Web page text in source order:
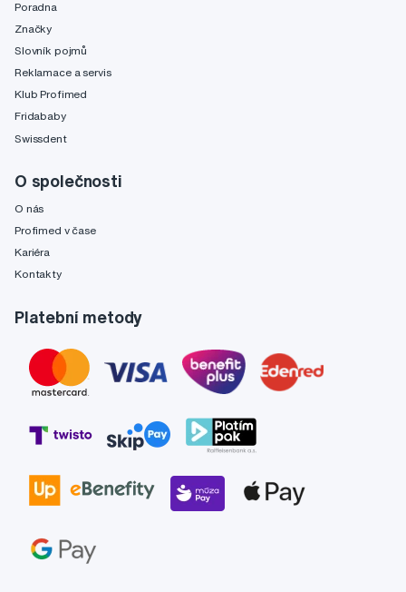
Poradna
Značky
Slovník pojmů
Reklamace a servis
Klub Profimed
Fridababy
Swissdent
O společnosti
O nás
Profimed v čase
Kariéra
Kontakty
Platební metody